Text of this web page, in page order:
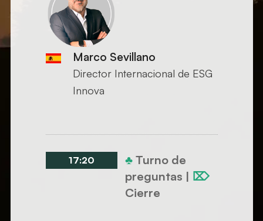
Marco Sevillano
Director Internacional de ESG
Innova
17:20 ♣ Turno de
preguntas | ⌦
Cierre